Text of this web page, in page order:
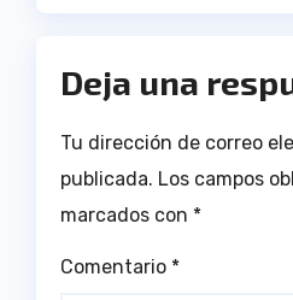
Deja una
Tu dirección de correo
publicada. Los campos
marcados con *
Comentario *